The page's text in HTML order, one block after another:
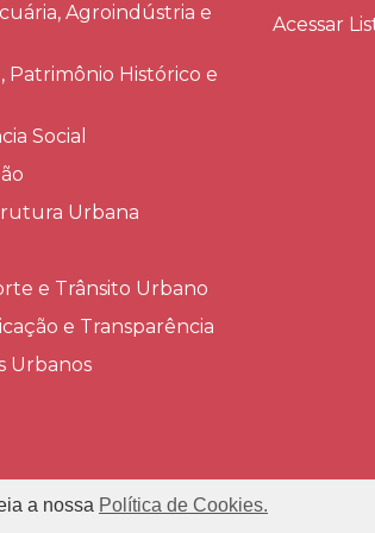
Agroindústria e
Patrimônio Histórico e
Social
Urbana
e Trânsito Urbano
e Transparência
Urbanos
Acessar
das Alagoas
a nossa Política de Cookies.